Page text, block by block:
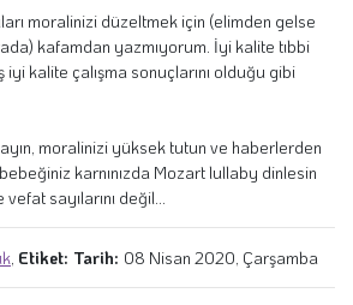
moralinizi düzeltmek için (elimden gelse
kafamdan yazmıyorum. İyi kalite tıbbi
iyi kalite çalışma sonuçlarını olduğu gibi
moralinizi yüksek tutun ve haberlerden
karnınızda Mozart lullaby dinlesin
sayılarını değil...
, Etiket: Tarih: 08 Nisan 2020, Çarşamba